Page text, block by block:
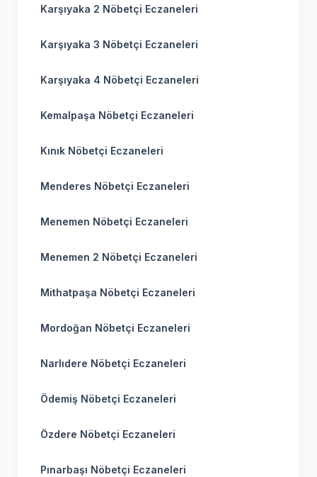
Karşıyaka 2 Nöbetçi Eczaneleri
Karşıyaka 3 Nöbetçi Eczaneleri
Karşıyaka 4 Nöbetçi Eczaneleri
Kemalpaşa Nöbetçi Eczaneleri
Kınık Nöbetçi Eczaneleri
Menderes Nöbetçi Eczaneleri
Menemen Nöbetçi Eczaneleri
Menemen 2 Nöbetçi Eczaneleri
Mithatpaşa Nöbetçi Eczaneleri
Mordoğan Nöbetçi Eczaneleri
Narlıdere Nöbetçi Eczaneleri
Ödemiş Nöbetçi Eczaneleri
Özdere Nöbetçi Eczaneleri
Pınarbaşı Nöbetçi Eczaneleri